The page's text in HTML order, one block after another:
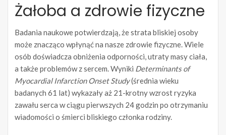
Żałoba a zdrowie fizyczne
Badania naukowe potwierdzają, że strata bliskiej osoby
może znacząco wpłynąć na nasze zdrowie fizyczne. Wiele
osób doświadcza obniżenia odporności, utraty masy ciała,
a także problemów z sercem. Wyniki Determinants of
Myocardial Infarction Onset Study(średnia wieku
badanych 61 lat) wykazały aż 21-krotny wzrost ryzyka
zawału serca w ciągu pierwszych 24 godzin po otrzymaniu
wiadomości o śmierci bliskiego członka rodziny.